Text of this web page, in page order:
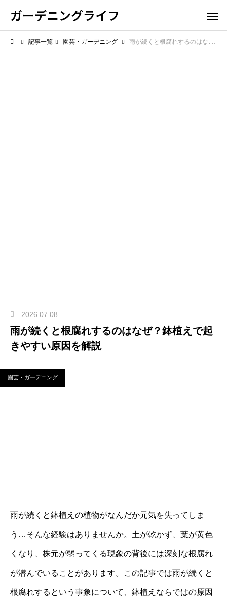
ガーデニングライフ
記事一覧 園芸・ガーデニング 雨が続くと根腐れするのはなぜ？鉢植えで起きやすい原因を解説
2026.07.08
雨が続くと根腐れするのはなぜ？鉢植えで起
きやすい原因を解説
園芸・ガーデニング
雨が続くと鉢植えの植物がなんだか元気を失ってしま
う…そんな経験はありませんか。土が乾かず、葉が黄色
くなり、株元が弱ってくる現象の背後には深刻な根腐れ
が潜んでいることがあります。この記事では雨が続くと
根腐れするという事象について、鉢植えならではの原因